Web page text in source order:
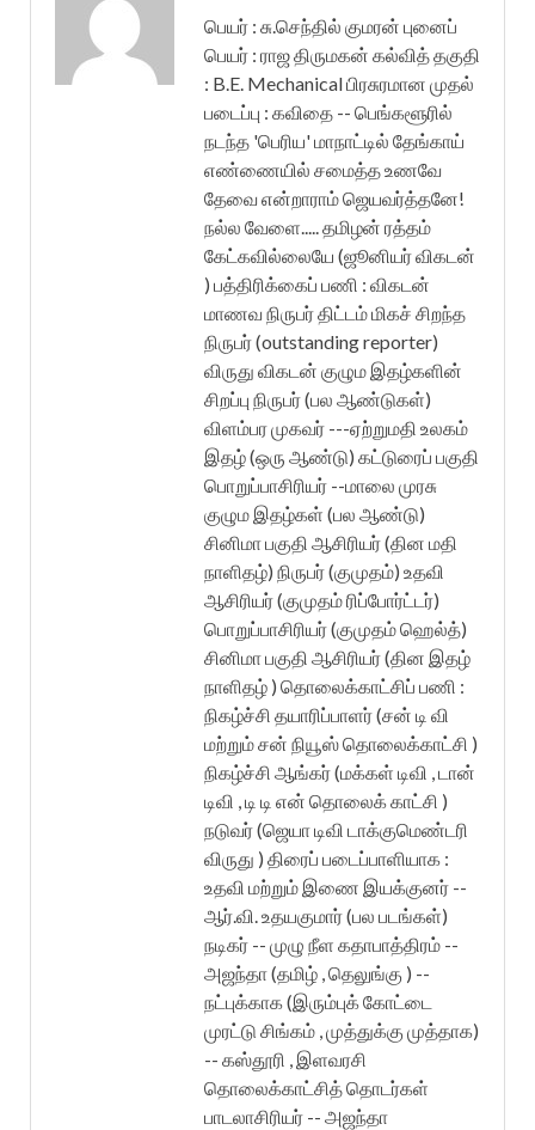
பெயர் : சு.செந்தில் குமரன் புனைப்
பெயர் : ராஜ திருமகன் கல்வித் தகுதி
: B.E. Mechanical பிரசுரமான முதல்
படைப்பு : கவிதை -- பெங்களூரில்
நடந்த 'பெரிய' மாநாட்டில் தேங்காய்
எண்ணையில் சமைத்த உணவே
தேவை என்றாராம் ஜெயவர்த்தனே!
நல்ல வேளை..... தமிழன் ரத்தம்
கேட்கவில்லையே (ஜூனியர் விகடன்
) பத்திரிக்கைப் பணி : விகடன்
மாணவ நிருபர் திட்டம் மிகச் சிறந்த
நிருபர் (outstanding reporter)
விருது விகடன் குழும இதழ்களின்
சிறப்பு நிருபர் (பல ஆண்டுகள்)
விளம்பர முகவர் ---ஏற்றுமதி உலகம்
இதழ் (ஒரு ஆண்டு) கட்டுரைப் பகுதி
பொறுப்பாசிரியர் --மாலை முரசு
குழும இதழ்கள் (பல ஆண்டு)
சினிமா பகுதி ஆசிரியர் (தின மதி
நாளிதழ்) நிருபர் (குமுதம்) உதவி
ஆசிரியர் (குமுதம் ரிப்போர்ட்டர்)
பொறுப்பாசிரியர் (குமுதம் ஹெல்த்)
சினிமா பகுதி ஆசிரியர் (தின இதழ்
நாளிதழ் ) தொலைக்காட்சிப் பணி :
நிகழ்ச்சி தயாரிப்பாளர் (சன் டி வி
மற்றும் சன் நியூஸ் தொலைக்காட்சி )
நிகழ்ச்சி ஆங்கர் (மக்கள் டிவி , டான்
டிவி , டி டி என் தொலைக் காட்சி )
நடுவர் (ஜெயா டிவி டாக்குமெண்டரி
விருது ) திரைப் படைப்பாளியாக :
உதவி மற்றும் இணை இயக்குனர் --
ஆர்.வி. உதயகுமார் (பல படங்கள்)
நடிகர் -- முழு நீள கதாபாத்திரம் --
அஜந்தா (தமிழ் , தெலுங்கு ) --
நட்புக்காக (இரும்புக் கோட்டை
முரட்டு சிங்கம் , முத்துக்கு முத்தாக)
-- கஸ்தூரி , இளவரசி
தொலைக்காட்சித் தொடர்கள்
பாடலாசிரியர் -- அஜந்தா